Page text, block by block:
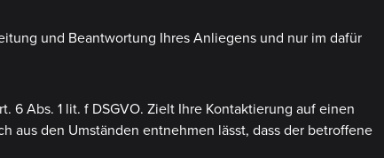
und Beantwortung Ihres Anliegens und nur im dafür
Abs. 1 lit. f DSGVO. Zielt Ihre Kontaktierung auf einen
aus den Umständen entnehmen lässt, dass der betroffene